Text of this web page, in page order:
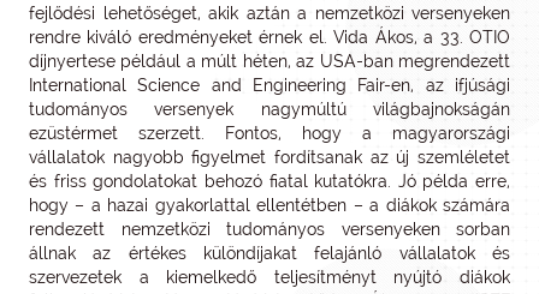
fejlődési lehetőséget, akik aztán a nemzetközi versenyeken
rendre kiváló eredményeket érnek el. Vida Ákos, a 33. OTIO
díjnyertese például a múlt héten, az USA-ban megrendezett
International Science and Engineering Fair-en, az ifjúsági
tudományos versenyek nagymúltú világbajnokságán
ezüstérmet szerzett. Fontos, hogy a magyarországi
vállalatok nagyobb figyelmet fordítsanak az új szemléletet
és friss gondolatokat behozó fiatal kutatókra. Jó példa erre,
hogy – a hazai gyakorlattal ellentétben – a diákok számára
rendezett nemzetközi tudományos versenyeken sorban
állnak az értékes különdíjakat felajánló vállalatok és
szervezetek a kiemelkedő teljesítményt nyújtó diákok